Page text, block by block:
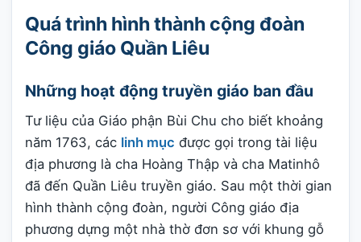
Quá trình hình thành cộng đoàn
Công giáo Quần Liêu
Những hoạt động truyền giáo ban đầu
Tư liệu của Giáo phận Bùi Chu cho biết khoảng
năm 1763, các linh mục được gọi trong tài liệu
địa phương là cha Hoàng Thập và cha Matinhô
đã đến Quần Liêu truyền giáo. Sau một thời gian
hình thành cộng đoàn, người Công giáo địa
phương dựng một nhà thờ đơn sơ với khung gỗ